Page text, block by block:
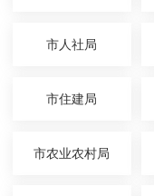
市人社局
市住建局
市农业农村局